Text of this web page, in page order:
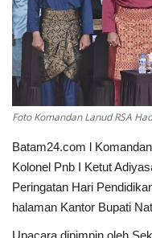
BISNIS
TEKNOLOGI
POLITIK
Religion
Opini
Foto Komandan Lanud RSA
Batam24.com l
Kolonel Pnb I Ketut
Peringatan Hari
halaman Kantor Bupati